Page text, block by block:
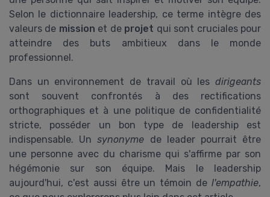
Selon le dictionnaire leadership, ce terme intègre des
valeurs de mission et de projet qui sont cruciales pour
atteindre des buts ambitieux dans le monde
professionnel.
Dans un environnement de travail où les dirigeants
sont souvent confrontés à des rectifications
orthographiques et à une politique de confidentialité
stricte, posséder un bon type de leadership est
indispensable. Unsynonyme de leader pourrait être
une personne avec du charisme qui s'affirme par son
hégémonie sur son équipe. Mais le leadership
aujourd'hui, c'est aussi être un témoin de l'empathie,